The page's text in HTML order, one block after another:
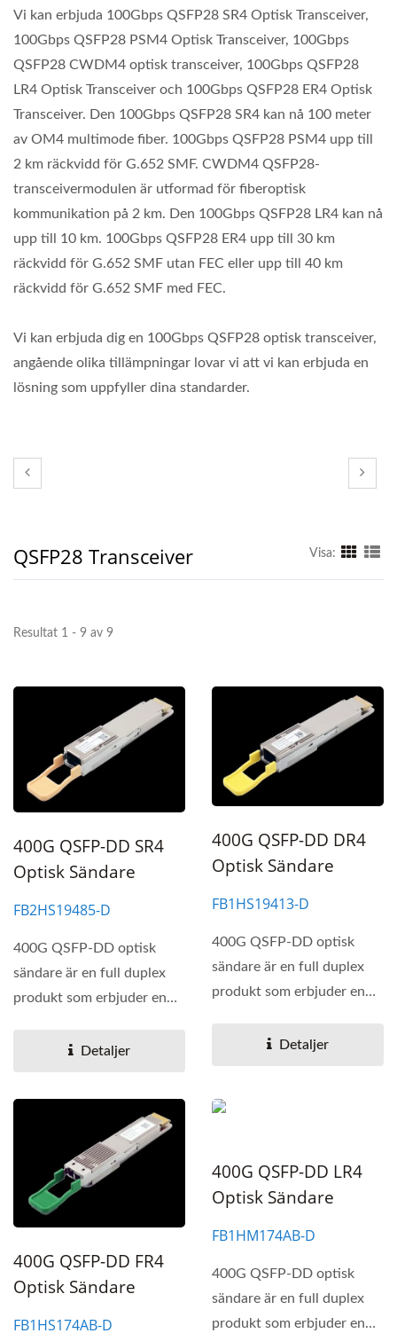
Vi kan erbjuda 100Gbps QSFP28 SR4 Optisk Transceiver,
100Gbps QSFP28 PSM4 Optisk Transceiver, 100Gbps
QSFP28 CWDM4 optisk transceiver, 100Gbps QSFP28
LR4 Optisk Transceiver och 100Gbps QSFP28 ER4 Optisk
Transceiver. Den 100Gbps QSFP28 SR4 kan nå 100 meter
av OM4 multimode fiber. 100Gbps QSFP28 PSM4 upp till
2 km räckvidd för G.652 SMF. CWDM4 QSFP28-
transceivermodulen är utformad för fiberoptisk
kommunikation på 2 km. Den 100Gbps QSFP28 LR4 kan nå
upp till 10 km. 100Gbps QSFP28 ER4 upp till 30 km
räckvidd för G.652 SMF utan FEC eller upp till 40 km
räckvidd för G.652 SMF med FEC.
Vi kan erbjuda dig en 100Gbps QSFP28 optisk transceiver,
angående olika tillämpningar lovar vi att vi kan erbjuda en
lösning som uppfyller dina standarder.
QSFP28 Transceiver Visa:
Resultat 1 - 9 av 9
400G QSFP-DD SR4
Optisk Sändare
FB2HS19485-D
400G QSFP-DD optisk
sändare är en full duplex
produkt som erbjuder en
Detaljer
400G QSFP-DD DR4
Optisk Sändare
FB1HS19413-D
400G QSFP-DD optisk
sändare är en full duplex
produkt som erbjuder en
Detaljer
400G QSFP-DD FR4
Optisk Sändare
FB1HS174AB-D
400G QSFP-DD LR4
Optisk Sändare
FB1HM174AB-D
400G QSFP-DD optisk
sändare är en full duplex
produkt som erbjuder en